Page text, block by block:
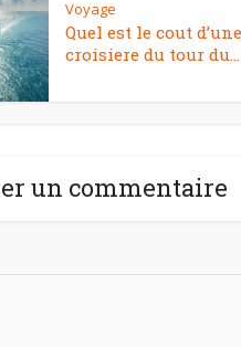
Voyage
Quel est le cout d’une
croisiere du tour du...
un commentaire